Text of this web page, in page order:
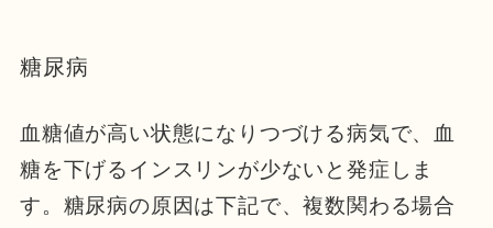
糖尿病
血糖値が高い状態になりつづける病気で、血
糖を下げるインスリンが少ないと発症しま
す。糖尿病の原因は下記で、複数関わる場合